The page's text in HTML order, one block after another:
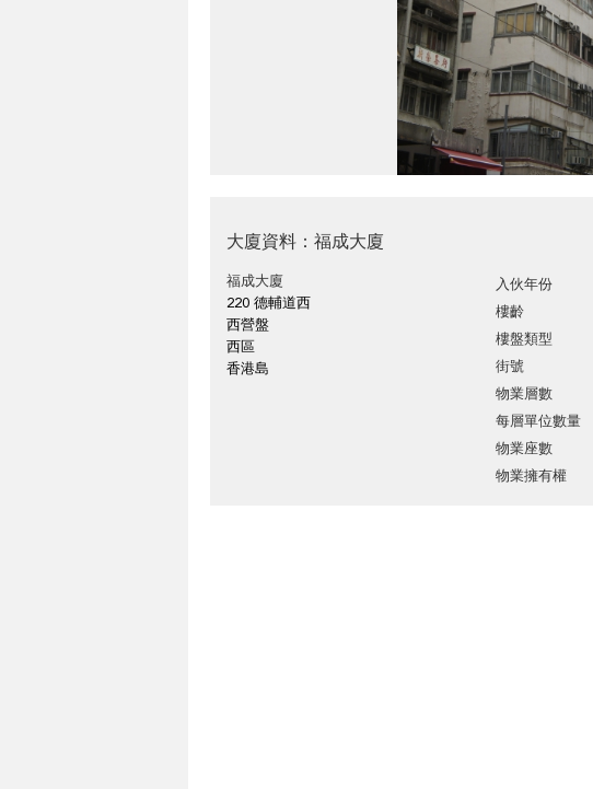
大廈資料：福成大廈
福成大廈
220 德輔道西
西營盤
西區
香港島
入伙年份
樓齡
樓盤類型
街號
物業層數
每層單位數量
物業座數
物業擁有權